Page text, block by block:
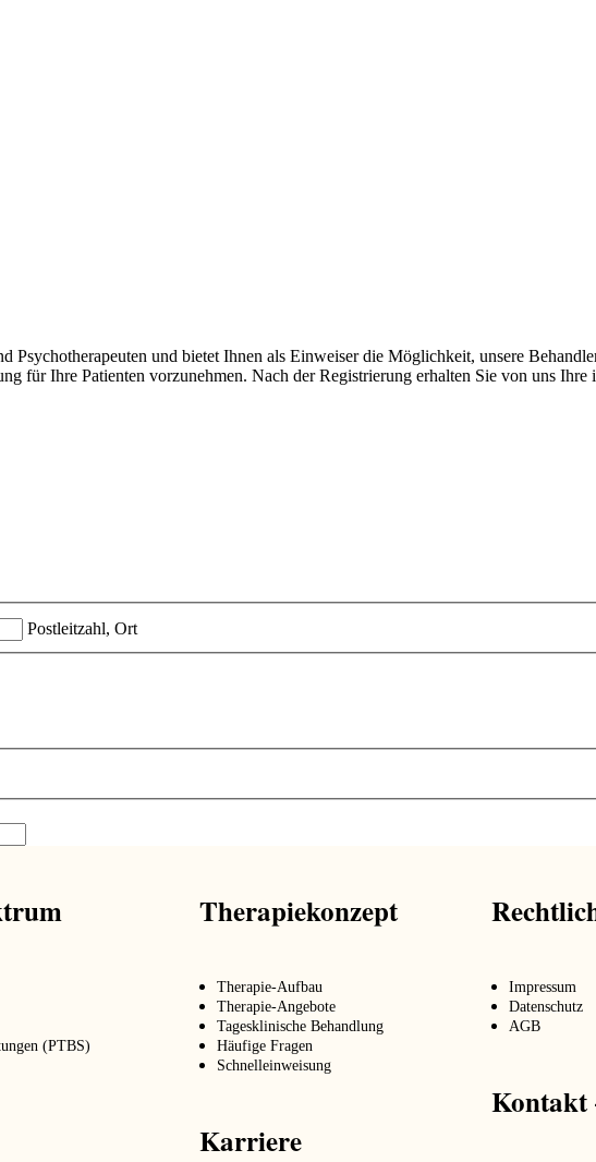
Psychotherapeuten und bietet Ihnen als Einweiser die Möglichkeit, unsere
für Ihre Patienten vorzunehmen. Nach der Registrierung erhalten Sie von uns
Postleitzahl, Ort
(PTBS)
Therapiekonzept
Therapie-Aufbau
Therapie-Angebote
Tagesklinische Behandlung
Häufige Fragen
Schnelleinweisung
Karriere
Impressum
Datenschutz
AGB
Kontakt